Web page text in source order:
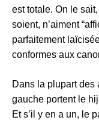
est totale. On le
soient, n’aiment
parfaitement
conformes aux
Dans la plupart des
gauche portent le
Et s’il y en a un, le